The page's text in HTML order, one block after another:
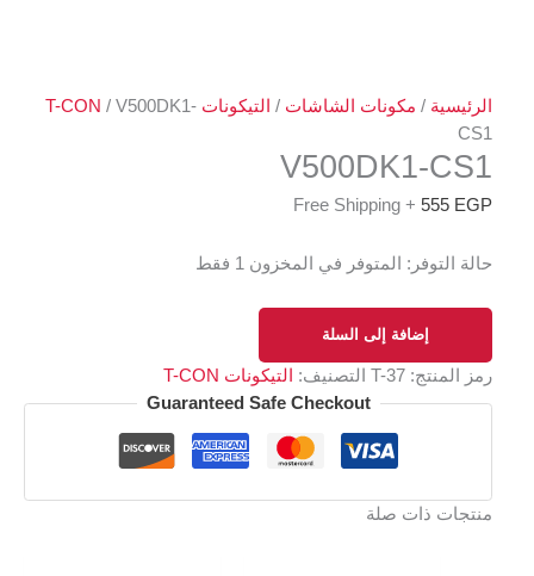
الرئيسية / مكونات الشاشات / التيكونات T-CON / V500DK1-
CS1
V500DK1-CS1
555 EGP
+ Free Shipping
حالة التوفر: المتوفر في المخزون 1 فقط
إضافة إلى السلة
رمز المنتج: T-37 التصنيف:
التيكونات T-CON
Guaranteed Safe Checkout
منتجات ذات صلة